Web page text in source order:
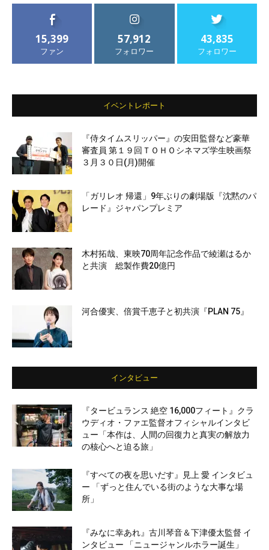
15,399
ファン
57,912
フォロワー
43,835
フォロワー
イベントレポート
『侍タイムスリッパー』の安田監督など豪華
審査員 第１９回ＴＯＨＯシネマズ学生映画祭
３月３０日(月)開催
「ガリレオ 帰還」9年ぶりの劇場版『沈黙のパ
レード』ジャパンプレミア
木村拓哉、東映70周年記念作品で綾瀬はるか
と共演 総製作費20億円
河合優実、倍賞千恵子と初共演『PLAN 75』
インタビュー
『タービュランス 絶空 16,000フィート』クラ
ウディオ・ファエ監督オフィシャルインタビ
ュー「本作は、人間の回復力と真実の解放力
の核心へと迫る旅」
『すべての夜を思いだす』見上 愛 インタビュ
ー 「ずっと住んでいる街のような大事な場
所」
『みなに幸あれ』古川琴音＆下津優太監督 イ
ンタビュー 「ニュージャンルホラー誕生」